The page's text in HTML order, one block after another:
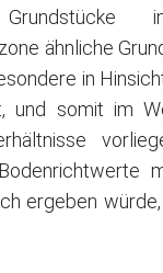
ähnliche
in
und somit im
ergeben